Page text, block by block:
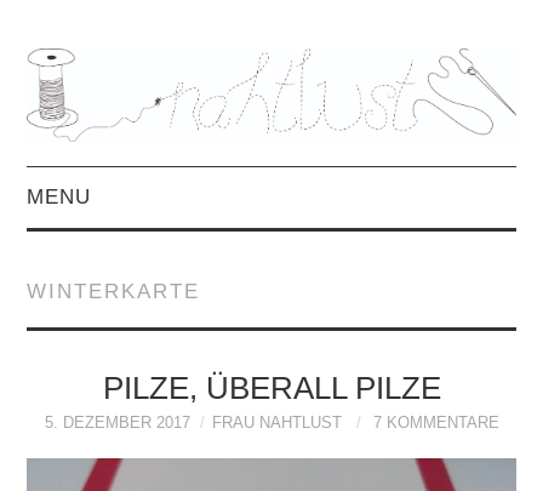
MENU
MITTWOCHSMIX &
WINTERKARTE
PILZE, ÜBERALL PILZE
5. DEZEMBER 2017 FRAU NAHTLUST 7 KOMMENTARE